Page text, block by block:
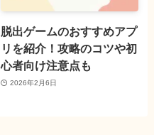
脱出ゲームのおすすめアプ
リを紹介！攻略のコツや初
心者向け注意点も
2026年2月6日